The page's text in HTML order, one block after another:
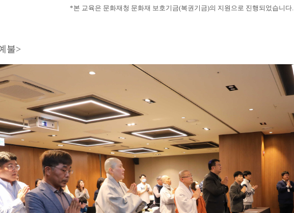
*본 교육은 문화재청 문화재 보호기금(복권기금)의 지원으로 진행되었습니다.
불>